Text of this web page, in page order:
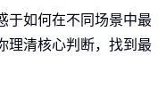
于如何在不同场景中最
理清核心判断，找到最